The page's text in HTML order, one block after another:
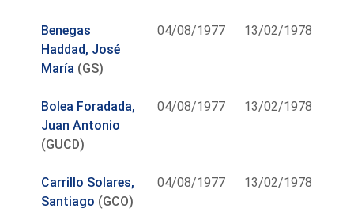
Benegas
Haddad, José
María (GS)
04/08/1977 13/02/1978
Bolea Foradada,
Juan Antonio
(GUCD)
04/08/1977 13/02/1978
Carrillo Solares,
Santiago (GCO)
04/08/1977 13/02/1978